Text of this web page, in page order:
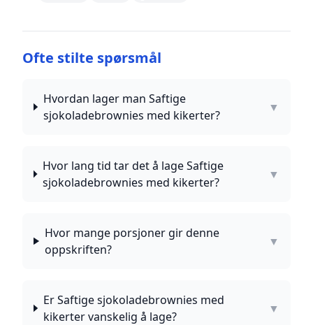
Ofte stilte spørsmål
Hvordan lager man Saftige
sjokoladebrownies med kikerter?
▼
Hvor lang tid tar det å lage Saftige
sjokoladebrownies med kikerter?
▼
Hvor mange porsjoner gir denne
oppskriften?
▼
Er Saftige sjokoladebrownies med
kikerter vanskelig å lage?
▼